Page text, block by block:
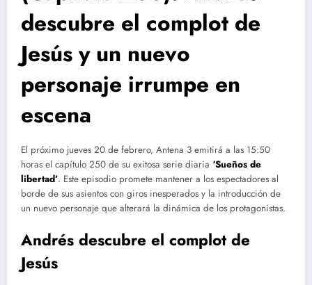
descubre el complot de
Jesús y un nuevo
personaje irrumpe en
escena
El próximo jueves 20 de febrero, Antena 3 emitirá a las 15:50
horas el capítulo 250 de su exitosa serie diaria ‘Sueños de
libertad’. Este episodio promete mantener a los espectadores al
borde de sus asientos con giros inesperados y la introducción de
un nuevo personaje que alterará la dinámica de los protagonistas.
Andrés descubre el complot de
Jesús